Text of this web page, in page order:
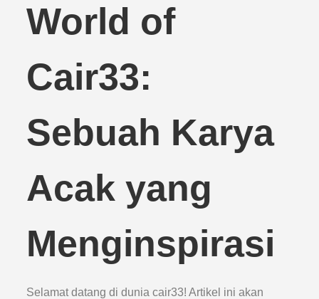
World of
Cair33:
Sebuah Karya
Acak yang
Menginspirasi
Selamat datang di dunia cair33! Artikel ini akan